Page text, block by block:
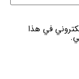
في هذا